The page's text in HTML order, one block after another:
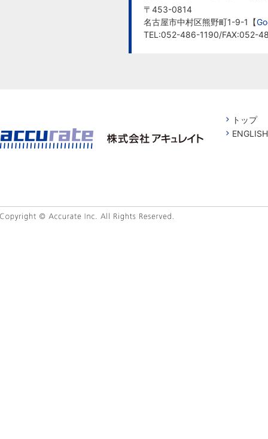
〒453-0814
名古屋市中村区熊野町1-9-1【
TEL:052-486-1190/FAX:052-
トップ
ENGLISH